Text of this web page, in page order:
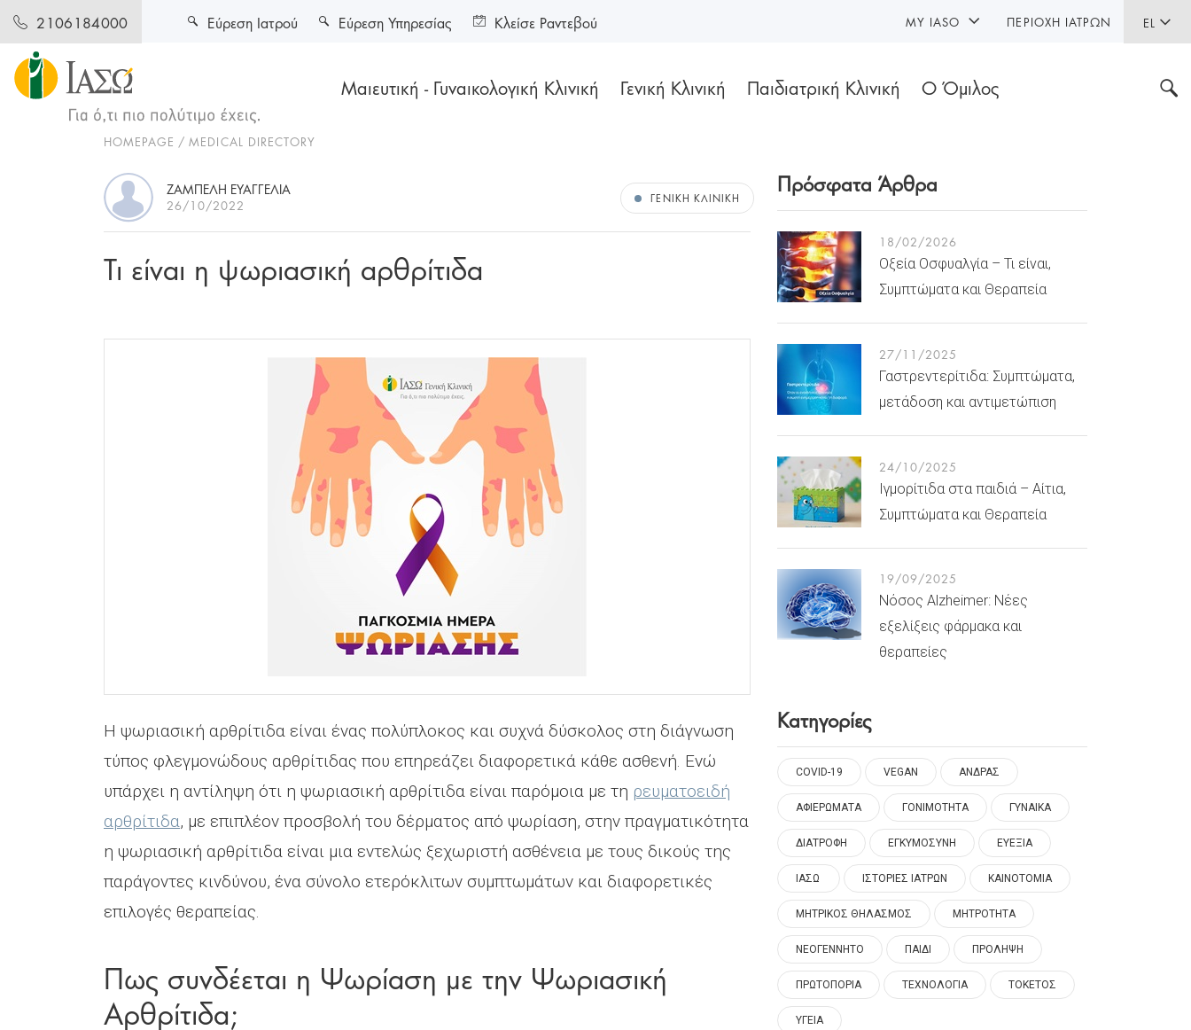
2106184000 EL
Μαιευτική - Γυναικολογική Κλινική Γενική Κλινική Παιδιατρική Κλινική Ο Όμιλος
Εύρεση Ιατρού Εύρεση Υπηρεσίας Κλείσε Ραντεβού MY IASO ΠΕΡΙΟΧΉ ΙΑΤΡΏΝ
HOMEPAGE MEDICAL DIRECTORY
ΖΑΜΠΕΛΗ ΕΥΑΓΓΕΛΙΑ
26/10/2022 ΓΕΝΙΚΉ ΚΛΙΝΙΚΉ
Τι είναι η ψωριασική αρθρίτιδα
Η ψωριασική αρθρίτιδα είναι ένας πολύπλοκος και συχνά δύσκολος στη διάγνωση
τύπος φλεγμονώδους αρθρίτιδας που επηρεάζει διαφορετικά κάθε ασθενή. Ενώ
υπάρχει η αντίληψη ότι η ψωριασική αρθρίτιδα είναι παρόμοια με τη ρευματοειδή
αρθρίτιδα, με επιπλέον προσβολή του δέρματος από ψωρίαση, στην πραγματικότητα
η ψωριασική αρθρίτιδα είναι μια εντελώς ξεχωριστή ασθένεια με τους δικούς της
παράγοντες κινδύνου, ένα σύνολο ετερόκλιτων συμπτωμάτων και διαφορετικές
επιλογές θεραπείας.
Πως συνδέεται η Ψωρίαση με την Ψωριασική
Αρθρίτιδα;
Πρόσφατα Άρθρα
18/02/2026
Οξεία Οσφυαλγία – Τι είναι,
Συμπτώματα και Θεραπεία
27/11/2025
Γαστρεντερίτιδα: Συμπτώματα,
μετάδοση και αντιμετώπιση
24/10/2025
Ιγμορίτιδα στα παιδιά – Αίτια,
Συμπτώματα και Θεραπεία
19/09/2025
Νόσος Alzheimer: Νέες
εξελίξεις φάρμακα και
θεραπείες
Κατηγορίες
COVID-19 VEGAN ΑΝΔΡΑΣ
ΑΦΙΕΡΩΜΑΤΑ ΓΟΝΙΜΟΤΗΤΑ ΓΥΝΑΙΚΑ
ΔΙΑΤΡΟΦΗ ΕΓΚΥΜΟΣΥΝΗ ΕΥΕΞΙΑ
ΙΑΣΩ ΙΣΤΟΡΙΕΣ ΙΑΤΡΩΝ ΚΑΙΝΟΤΟΜΙΑ
ΜΗΤΡΙΚΟΣ ΘΗΛΑΣΜΟΣ ΜΗΤΡΟΤΗΤΑ
ΝΕΟΓΕΝΝΗΤΟ ΠΑΙΔΙ ΠΡΟΛΗΨΗ
ΠΡΩΤΟΠΟΡΙΑ ΤΕΧΝΟΛΟΓΙΑ ΤΟΚΕΤΟΣ
ΥΓΕΙΑ